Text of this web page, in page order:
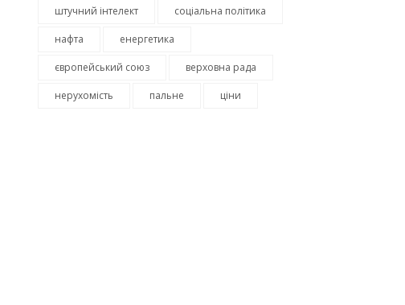
штучний інтелект соціальна політика
нафта енергетика
європейський союз верховна рада
нерухомість пальне ціни